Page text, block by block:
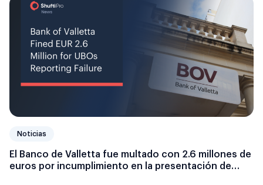
Noticias
El Banco de Valletta fue multado con 2.6 millones de
euros por incumplimiento en la presentación de